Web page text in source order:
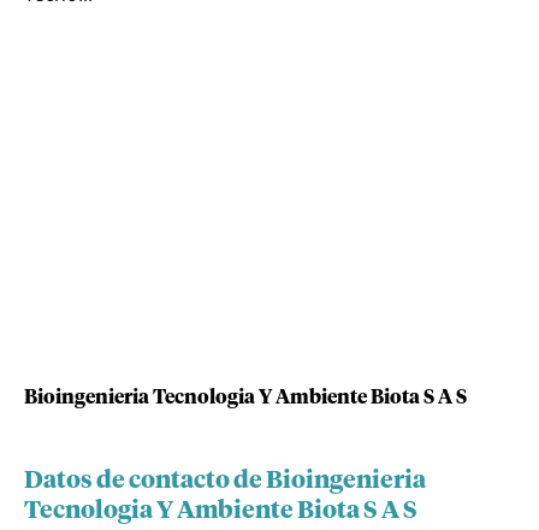
Bioingenieria Tecnologia Y Ambiente Biota S A S
Datos de contacto de Bioingenieria
Tecnologia Y Ambiente Biota S A S